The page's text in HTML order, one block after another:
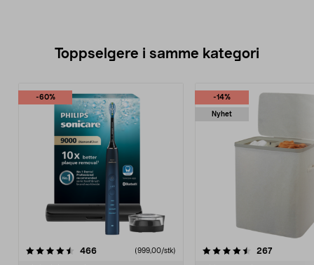
Toppselgere i samme kategori
-60%
466anmeldelser(999,00/stk)
-14%
Nyhet
4.5 av 5 stjerner 267
4.5 av 5 stjerner